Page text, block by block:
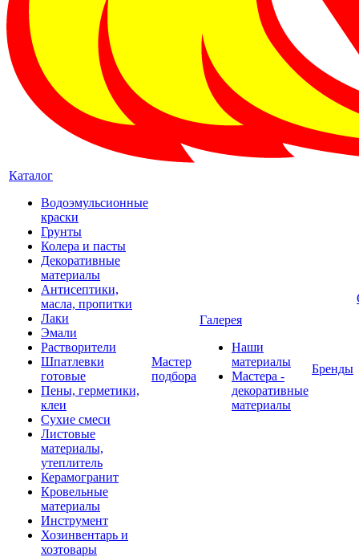
Каталог
Водоэмульсионные
краски
Грунты
Колера и пасты
Декоративные
материалы
Антисептики,
масла, пропитки
Лаки
Эмали
Растворители
Шпатлевки
готовые
Пены, герметики,
клеи
Сухие смеси
Листовые
материалы,
утеплитель
Керамогранит
Кровельные
материалы
Инструмент
Хозинвентарь и
хозтовары
Мастер
подбора
Галерея
Наши
материалы
Мастера -
декоративные
материалы
Бренды